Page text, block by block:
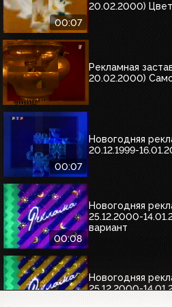
00:07
20.02.2000)
Рекламная
20.02.2000)
00:07
Новогодняя
20.12.1999-
00:08
Новогодняя
25.12.2000-
вариант
Новогодняя
25.12.2000-